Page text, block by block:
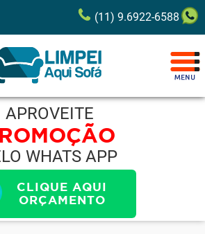
(11) 9.6922-6588
APROVEITE
WHATS APP
CLIQUE AQUI
ORÇAMENTO